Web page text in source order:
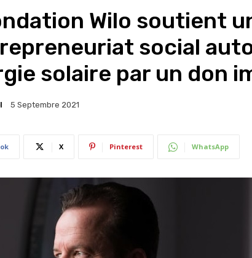
Wilo soutient
social
solaire par un don
5 Septembre 2021
X Pinterest WhatsApp